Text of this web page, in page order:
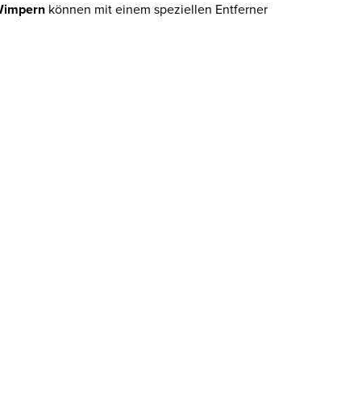
können mit einem speziellen Entferner